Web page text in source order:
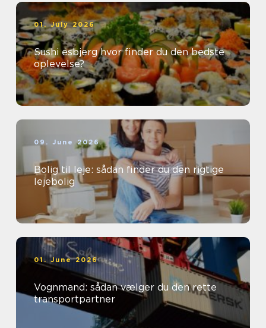
01. July 2026
Sushi esbjerg hvor finder du den bedste
oplevelse?
09. June 2026
Bolig til leje: sådan finder du den rigtige
lejebolig
01. June 2026
Vognmand: sådan vælger du den rette
transportpartner